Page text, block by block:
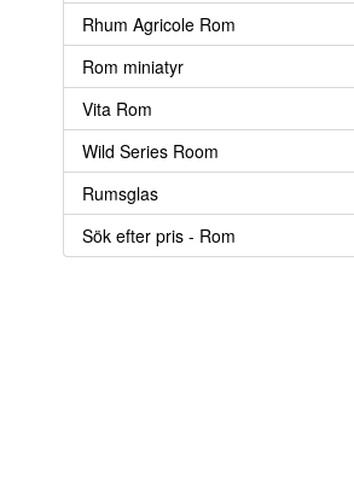
Rhum Agricole Rom
Rom miniatyr
Vita Rom
Wild Series Room
Rumsglas
Sök efter pris - Rom